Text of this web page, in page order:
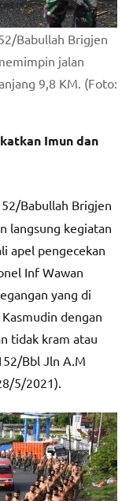
Babullah Brigjen
jalan
9,8 KM. (Foto:
Imun dan
Babullah Brigjen
langsung kegiatan
apel pengecekan
Inf Wawan
yang di
dengan
tidak kram atau
Bbl Jln A.M
5/2021).